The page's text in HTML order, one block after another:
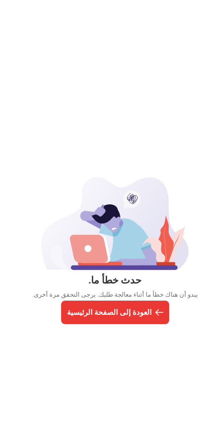
حدث خطأ ما.
يبدو أن هناك خطأ ما أثناء معالجة طلبك. يرجى التحقق مرة أخرى.
العودة إلى الصفحة الرئيسية